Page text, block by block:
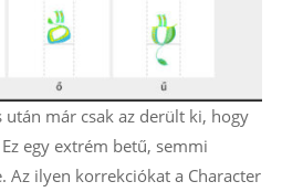
már csak az derült ki, hogy
egy extrém betű, semmi
Az ilyen korrekciókat a Character